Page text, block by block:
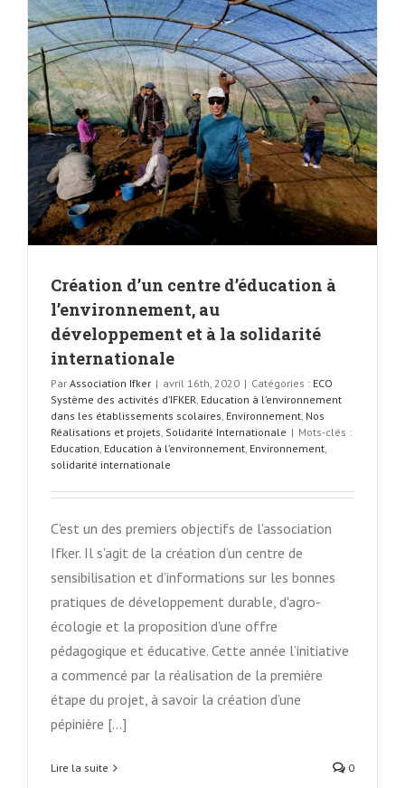
Création d’un centre d’éducation à
l’environnement, au
développement et à la solidarité
internationale
Par Association Ifker | avril 16th, 2020 | Catégories : ECO
Système des activités d’IFKER Education à l’environnement
dans les établissements scolaires Environnement Nos
Réalisations et projets Solidarité Internationale | Mots-clés :
Education Education à l’environnement Environnement
solidarité internationale
C'est un des premiers objectifs de l'association
Ifker. Il s'agit de la création d’un centre de
sensibilisation et d’informations sur les bonnes
pratiques de développement durable, d'agro-
écologie et la proposition d'une offre
pédagogique et éducative. Cette année l’initiative
a commencé par la réalisation de la première
étape du projet, à savoir la création d’une
pépinière [...]
Lire la suite 0